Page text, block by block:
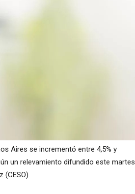
Aires se incrementó entre 4,5% y
un relevamiento difundido este martes
(CESO).